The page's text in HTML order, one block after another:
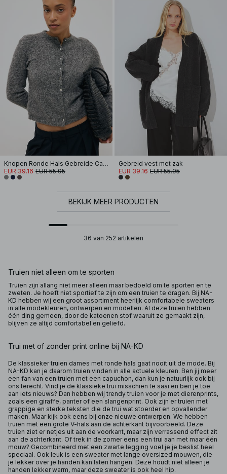
Knopen Ronde Hals Gebreide Cardigan
EUR 39.16 EUR 55.95
Gebreid vest met zak
EUR 39.16 EUR 55.95
BEKIJK MEER PRODUCTEN
36 van 252 artikelen
Truien niet alleen om te sporten
Truien zijn allang niet meer alleen maar bedoeld om te sporten en te
zweten. Je hoeft niet sportief te zijn om een truien te dragen. Bij NA-
KD hebben wij een groot assortiment heerlijk comfortabele sweaters
in alle modekleuren, ontwerpen en modellen. Al deze truien hebben
één ding gemeen, door de katoenen stof waaruit ze gemaakt zijn,
blijven ze altijd comfortabel en geliefd.
Trui met of zonder print online bij NA-KD
De klassieker truien dames met ronde hals gaat nooit uit de mode. Bij
NA-KD kan je daarom truien vinden in alle actuele kleuren. Ben jij meer
een fan van een truien met een capuchon, dan kun je natuurlijk ook bij
ons terecht. Vind je de klassieke trui misschien te saai en ben je toe
aan iets nieuws? Dan hebben wij trendy truien voor je met dierenprints,
zoals een giraffe, panter of een slangenprint. Ook zijn er truien met
grappige en sterke teksten die de trui wat stoerder en opvallender
maken. Maar kijk ook eens bij onze nieuwe ontwerpen. We hebben
truien met een grote V-hals aan de achterkant bijvoorbeeld. Deze
truien ziet er netjes uit aan de voorkant, maar zijn verrassend effect zit
aan de achterkant. Of trek in de zomer eens een trui aan met maar één
mouw? Gecombineerd met een zwarte legging voel je je beslist heel
speciaal. Ook leuk is een sweater met lange oversized mouwen, die
je lekker over je handen kan laten hangen. Deze houdt niet alleen je
handen lekker warm, maar deze sweater is ook heel hip.